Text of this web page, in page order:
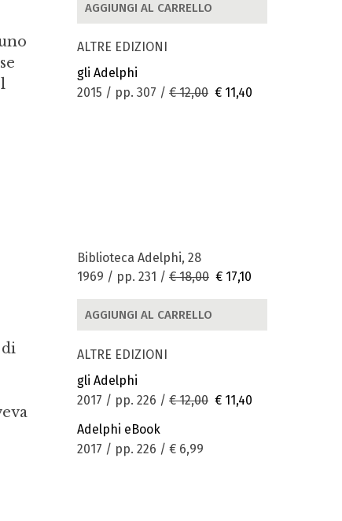
AGGIUNGI AL CARRELLO
ALTRE EDIZIONI
gli Adelphi
2015 / pp. 307 / € 12,00 € 11,40
di
Biblioteca Adelphi, 28
1969 / pp. 231 / € 18,00 € 17,10
AGGIUNGI AL CARRELLO
ALTRE EDIZIONI
gli Adelphi
2017 / pp. 226 / € 12,00 € 11,40
Adelphi eBook
2017 / pp. 226 / € 6,99